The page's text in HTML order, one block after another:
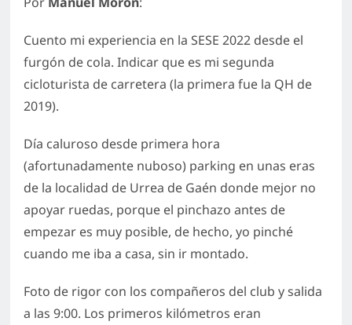
Cuento mi experiencia en la SESE 2022 desde el
furgón de cola. Indicar que es mi segunda
cicloturista de carretera (la primera fue la QH de
2019).
Día caluroso desde primera hora
(afortunadamente nuboso) parking en unas eras
de la localidad de Urrea de Gaén donde mejor no
apoyar ruedas, porque el pinchazo antes de
empezar es muy posible, de hecho, yo pinché
cuando me iba a casa, sin ir montado.
Foto de rigor con los compañeros del club y salida
a las 9:00. Los primeros kilómetros eran